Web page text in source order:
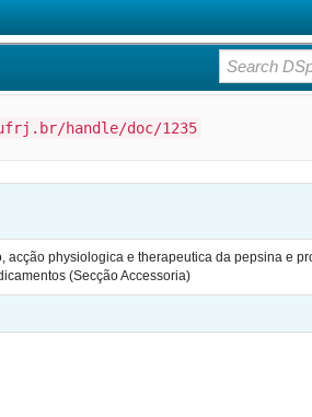
handle/doc/1235
physiologica e therapeutica da pepsina e
(Secção Accessoria)